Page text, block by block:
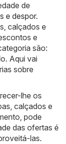
de
e despor.
calçados e
e
são:
Aqui vai
sobre
lhe os
calçados e
pode
das ofertas é
las.